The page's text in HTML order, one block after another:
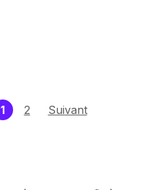
1(current)
2 Suivant